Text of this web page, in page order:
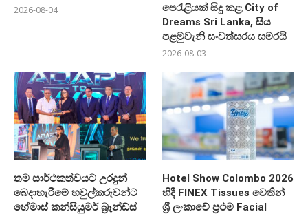
2026-08-04
පෙරැළියක් සිදු කළ City of
Dreams Sri Lanka, සිය
පළමුවැනි සංවත්සරය සමරයි
2026-08-03
තම සාර්ථකත්වයට උරදුන්
බෙදාහැරීමේ හවුල්කරුවන්ට
හේමාස් කන්සියුමර් බ්‍රෑන්ඩ්ස්
Hotel Show Colombo 2026
හිදී FINEX Tissues වෙතින්
ශ්‍රී ලංකාවේ ප්‍රථම Facial